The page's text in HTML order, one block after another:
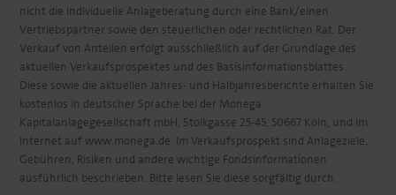
nicht die individuelle Anlageberatung durch eine Bank/einen
Vertriebspartner sowie den steuerlichen oder rechtlichen Rat. Der
Verkauf von Anteilen erfolgt ausschließlich auf der Grundlage des
aktuellen Verkaufsprospektes und des Basisinformationsblattes.
Diese sowie die aktuellen Jahres- und Halbjahresberichte erhalten Sie
kostenlos in deutscher Sprache bei der Monega
Kapitalanlagegesellschaft mbH, Stolkgasse 25-45, 50667 Köln, und im
Internet auf www.monega.de. Im Verkaufsprospekt sind Anlageziele,
Gebühren, Risiken und andere wichtige Fondsinformationen
ausführlich beschrieben. Bitte lesen Sie diese sorgfältig durch.